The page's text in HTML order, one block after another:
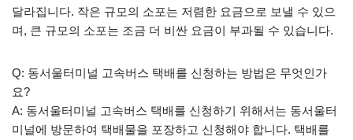
달라집니다. 작은 규모의 소포는 저렴한 요금으로 보낼 수 있으
며, 큰 규모의 소포는 조금 더 비싼 요금이 부과될 수 있습니다.
Q: 동서울터미널 고속버스 택배를 신청하는 방법은 무엇인가
요?
A: 동서울터미널 고속버스 택배를 신청하기 위해서는 동서울터
미널에 방문하여 택배물을 포장하고 신청해야 합니다. 택배를